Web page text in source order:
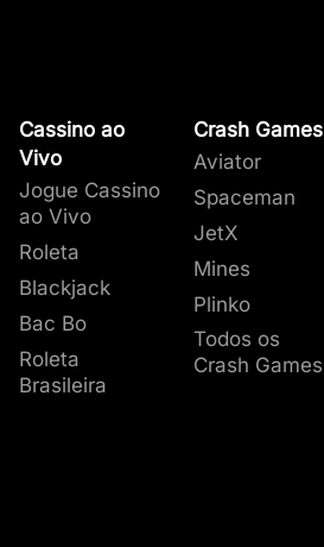
Cassino ao
Vivo
Jogue Cassino
ao Vivo
Roleta
Blackjack
Bac Bo
Roleta
Brasileira
Crash Games
Aviator
Spaceman
JetX
Mines
Plinko
Todos os
Crash Games